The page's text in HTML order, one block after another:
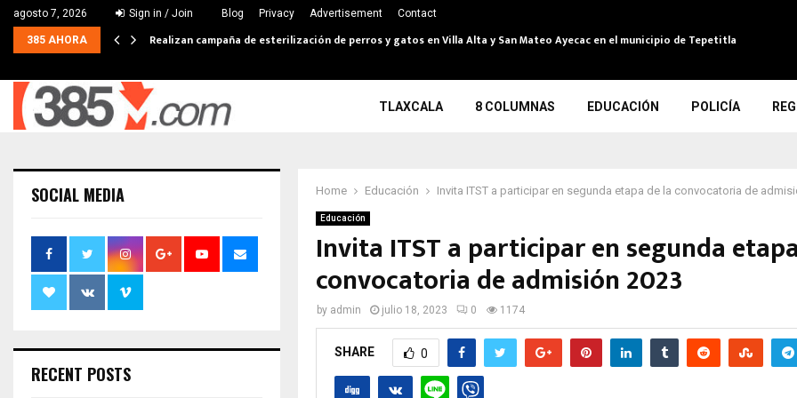
agosto 7, 2026 Sign in / Join Blog Privacy Advertisement Contact
385 AHORA Realizan campaña de esterilización de perros y gatos en Villa Alta y San Mateo Ayecac en el municipio de Tepetitla
TLAXCALA 8 COLUMNAS EDUCACIÓN POLICÍA
Home Educación Invita ITST a participar en segunda etapa de la convocatoria de
Educación
Invita ITST a participar en segunda
convocatoria de admisión 2023
by admin julio 18, 2023 0 1174
SHARE 0
SOCIAL MEDIA
RECENT POSTS